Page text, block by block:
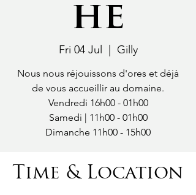
he
Fri 04 Jul Gilly
Nous nous réjouissons d'ores et déjà
de vous accueillir au domaine.
Vendredi 16h00 - 01h00
Samedi | 11h00 - 01h00
Dimanche 11h00 - 15h00
Time & Location